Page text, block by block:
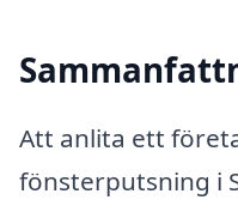
Att anlita ett
fönsterputsning i